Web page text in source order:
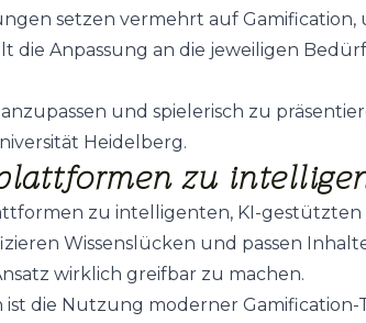
setzen vermehrt auf
die Anpassung an die jeweiligen
und spielerisch zu
Heidelberg.
zu
zu intelligenten, KI-
Wissenslücken und passen
wirklich greifbar zu machen.
ist die Nutzung moderner